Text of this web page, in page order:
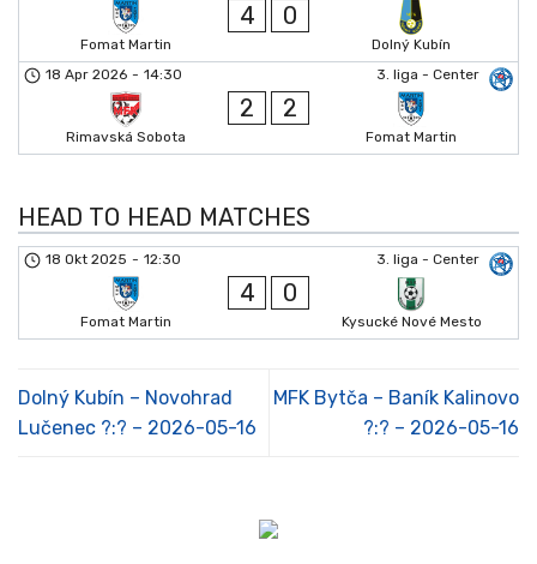
Fomat Martin
4 0
Dolný Kubín
3. liga - Center
18 Apr 2026 - 14:30
Rimavská Sobota
2 2
Fomat Martin
HEAD TO HEAD MATCHES
3. liga - Center
18 Okt 2025 - 12:30
Fomat Martin
4 0
Kysucké Nové Mesto
Dolný Kubín – Novohrad
Lučenec ?:? – 2026-05-16
MFK Bytča – Baník Kalinovo
?:? – 2026-05-16